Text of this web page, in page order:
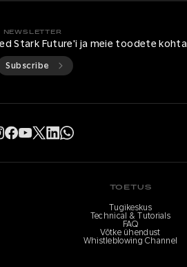
NEWSLETTER
Stark Future'i ja meie toodete kohta
Subscribe
TOETUS
Tugikeskus
Technical & Tutorials
FAQ
Võtke ühendust
Whistleblowing Channel